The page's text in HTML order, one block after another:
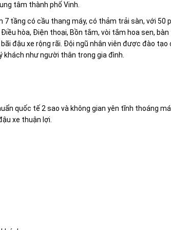
tâm thành phố Vinh.
7 tầng có cầu thang máy, có thảm trải sàn, với 50
hòa, Điện thoại, Bồn tắm, vòi tắm hoa sen, bàn
đậu xe rộng rãi. Đội ngũ nhân viên được đào tạo
khách như người thân trong gia đình.
quốc tế 2 sao và không gian yên tĩnh thoáng
xe thuận lợi.